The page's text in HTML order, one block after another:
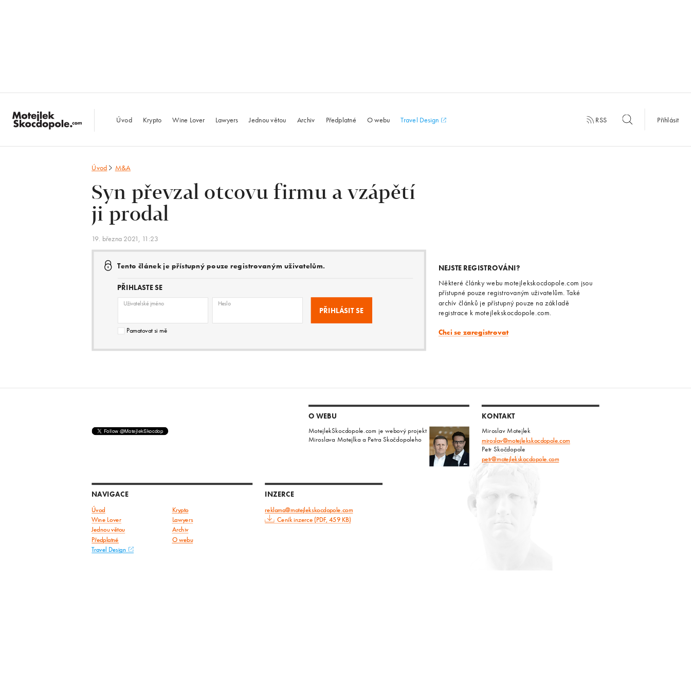
MotejlekSkocdopole.com
Úvod Krypto Wine Lover Lawyers Jednou větou Archiv Předplatné O webu Travel Design RSS Přihlásit
Úvod M&A
Syn převzal otcovu firmu a vzápětí
ji prodal
19. března 2021, 11:23
Tento článek je přístupný pouze registrovaným uživatelům.
PŘIHLASTE SE
Uživatelské jméno Heslo
Pamatovat si mě
NEJSTE REGISTROVÁNI?
Některé články webu motejlekskocdopole.com jsou
přístupné pouze registrovaným uživatelům. Také
archív článků je přístupný pouze na základě
registrace k motejlekskocdopole.com.
Chci se zaregistrovat
O WEBU
MotejlekSkocdopole.com je webový projekt
Miroslava Motejlka a Petra Skočdopoleho
KONTAKT
Miroslav Motejlek
miroslav@motejlekskocdopole.com
Petr Skočdopole
petr@motejlekskocdopole.com
NAVIGACE
Úvod
Krypto
Wine Lover
Lawyers
Jednou větou Archiv
Předplatné O webu
Travel Design
INZERCE
reklama@motejlekskocdopole.com
Ceník inzerce (PDF, 459 KB)